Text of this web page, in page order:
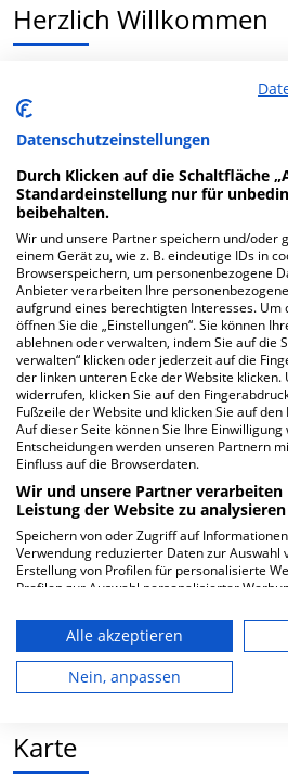
Herzlich Willkommen
Ihre-Radiologen.de MVZ GmbH
Zehlendorfer Welle in der
Mehr Informationen
FAQ
Hier ﬁnden Sie häuﬁg gestellte
Wie lautet die Adresse von
Radiologen.de MVZ
in der Zehlendorfer Welle?
Clayallee 328-330
14169 Berlin
Wie ist die
Radiologen.de MVZ
in der Zehlendorfer Welle?
Karte
Datenschutzeinstellungen
Durch Klicken auf die Schaltfläche
Standardeinstellung nur für
beibehalten.
Wir und unsere Partner speichern und/oder
einem Gerät zu, wie z. B. eindeutige IDs in
Browserspeichern, um personenbezogene
Anbieter verarbeiten Ihre
aufgrund eines berechtigten Interesses. Um
öffnen Sie die „Einstellungen“. Sie können
ablehnen oder verwalten, indem Sie auf die
verwalten“ klicken oder jederzeit auf die
der linken unteren Ecke der Website klicken.
widerrufen, klicken Sie auf den
Fußzeile der Website und klicken Sie auf
Auf dieser Seite können Sie Ihre
Entscheidungen werden unseren Partnern
Einfluss auf die Browserdaten.
Wir und unsere Partner verarbeiten
Leistung der Website zu
Speichern von oder Zugriff auf
Verwendung reduzierter Daten zur Auswahl
Erstellung von Profilen für personalisierte
Profilen zur Auswahl personalisierter
personalisierter Inhalte. Messung der
Performance von Inhalten. Analyse von
oder Kombinationen von Daten aus
und Verbesserung der Angebote.
Auswahl von Inhalten.
Ihre Einwilligung und die cookie Richtlinie
Website/App.
Alle akzeptieren
Nein, anpassen